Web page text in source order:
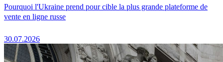
Pourquoi l'Ukraine prend pour cible la plus grande plateforme de
vente en ligne russe
30.07.2026